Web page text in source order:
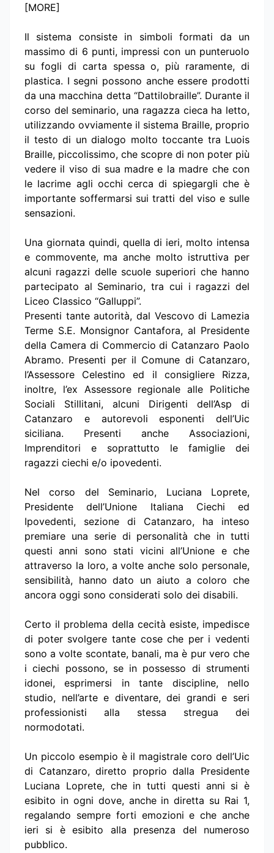
[MORE]
Il sistema consiste in simboli formati da un
massimo di 6 punti, impressi con un punteruolo
su fogli di carta spessa o, più raramente, di
plastica. I segni possono anche essere prodotti
da una macchina detta “Dattilobraille”. Durante il
corso del seminario, una ragazza cieca ha letto,
utilizzando ovviamente il sistema Braille, proprio
il testo di un dialogo molto toccante tra Luois
Braille, piccolissimo, che scopre di non poter più
vedere il viso di sua madre e la madre che con
le lacrime agli occhi cerca di spiegargli che è
importante soffermarsi sui tratti del viso e sulle
sensazioni.
Una giornata quindi, quella di ieri, molto intensa
e commovente, ma anche molto istruttiva per
alcuni ragazzi delle scuole superiori che hanno
partecipato al Seminario, tra cui i ragazzi del
Liceo Classico “Galluppi”.
Presenti tante autorità, dal Vescovo di Lamezia
Terme S.E. Monsignor Cantafora, al Presidente
della Camera di Commercio di Catanzaro Paolo
Abramo. Presenti per il Comune di Catanzaro,
l’Assessore Celestino ed il consigliere Rizza,
inoltre, l’ex Assessore regionale alle Politiche
Sociali Stillitani, alcuni Dirigenti dell’Asp di
Catanzaro e autorevoli esponenti dell’Uic
siciliana. Presenti anche Associazioni,
Imprenditori e soprattutto le famiglie dei
ragazzi ciechi e/o ipovedenti.
Nel corso del Seminario, Luciana Loprete,
Presidente dell’Unione Italiana Ciechi ed
Ipovedenti, sezione di Catanzaro, ha inteso
premiare una serie di personalità che in tutti
questi anni sono stati vicini all’Unione e che
attraverso la loro, a volte anche solo personale,
sensibilità, hanno dato un aiuto a coloro che
ancora oggi sono considerati solo dei disabili.
Certo il problema della cecità esiste, impedisce
di poter svolgere tante cose che per i vedenti
sono a volte scontate, banali, ma è pur vero che
i ciechi possono, se in possesso di strumenti
idonei, esprimersi in tante discipline, nello
studio, nell’arte e diventare, dei grandi e seri
professionisti alla stessa stregua dei
normodotati.
Un piccolo esempio è il magistrale coro dell’Uic
di Catanzaro, diretto proprio dalla Presidente
Luciana Loprete, che in tutti questi anni si è
esibito in ogni dove, anche in diretta su Rai 1,
regalando sempre forti emozioni e che anche
ieri si è esibito alla presenza del numeroso
pubblico.